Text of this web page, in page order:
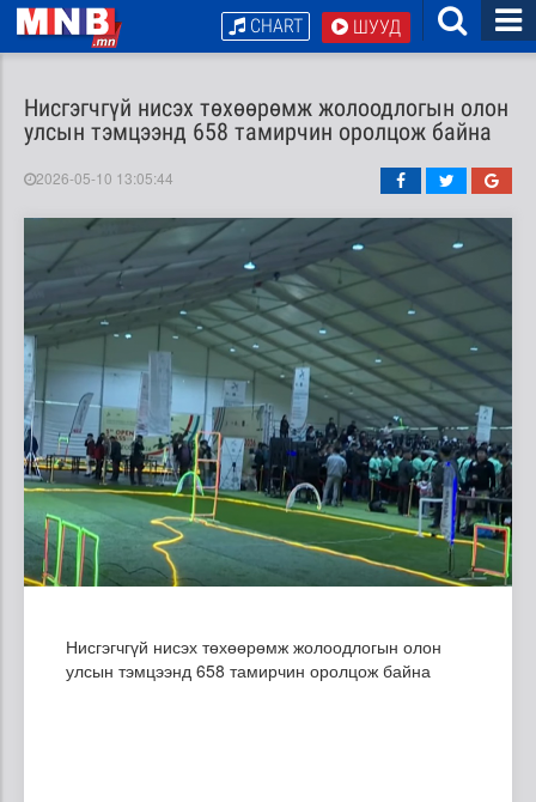
ШУУД
CHART
Нисгэгчгүй нисэх төхөөрөмж жолоодлогын олон
улсын тэмцээнд 658 тамирчин оролцож байна
2026-05-10 13:05:44
Нисгэгчгүй нисэх төхөөрөмж жолоодлогын олон
улсын тэмцээнд 658 тамирчин оролцож байна